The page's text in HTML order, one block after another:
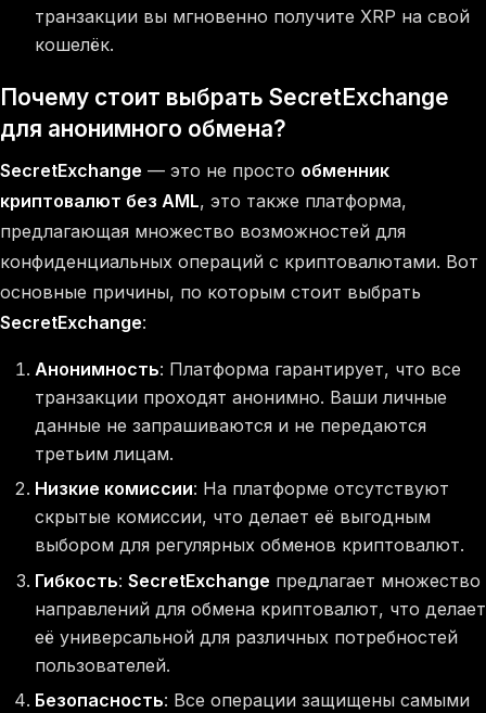
транзакции вы мгновенно получите XRP на свой
кошелёк.
Почему стоит выбрать SecretExchange
для анонимного обмена?
SecretExchange — это не просто обменник
криптовалют без AML, это также платформа,
предлагающая множество возможностей для
конфиденциальных операций с криптовалютами. Вот
основные причины, по которым стоит выбрать
SecretExchange:
Анонимность: Платформа гарантирует, что все
транзакции проходят анонимно. Ваши личные
данные не запрашиваются и не передаются
третьим лицам.
Низкие комиссии: На платформе отсутствуют
скрытые комиссии, что делает её выгодным
выбором для регулярных обменов криптовалют.
Гибкость: SecretExchange предлагает множество
направлений для обмена криптовалют, что делает
её универсальной для различных потребностей
пользователей.
Безопасность: Все операции защищены самыми